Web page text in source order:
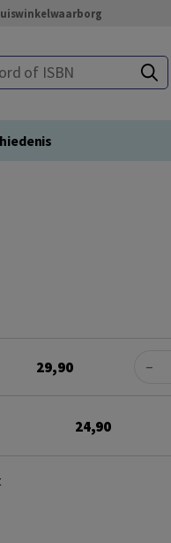
ISBN
29,90 −
24,90